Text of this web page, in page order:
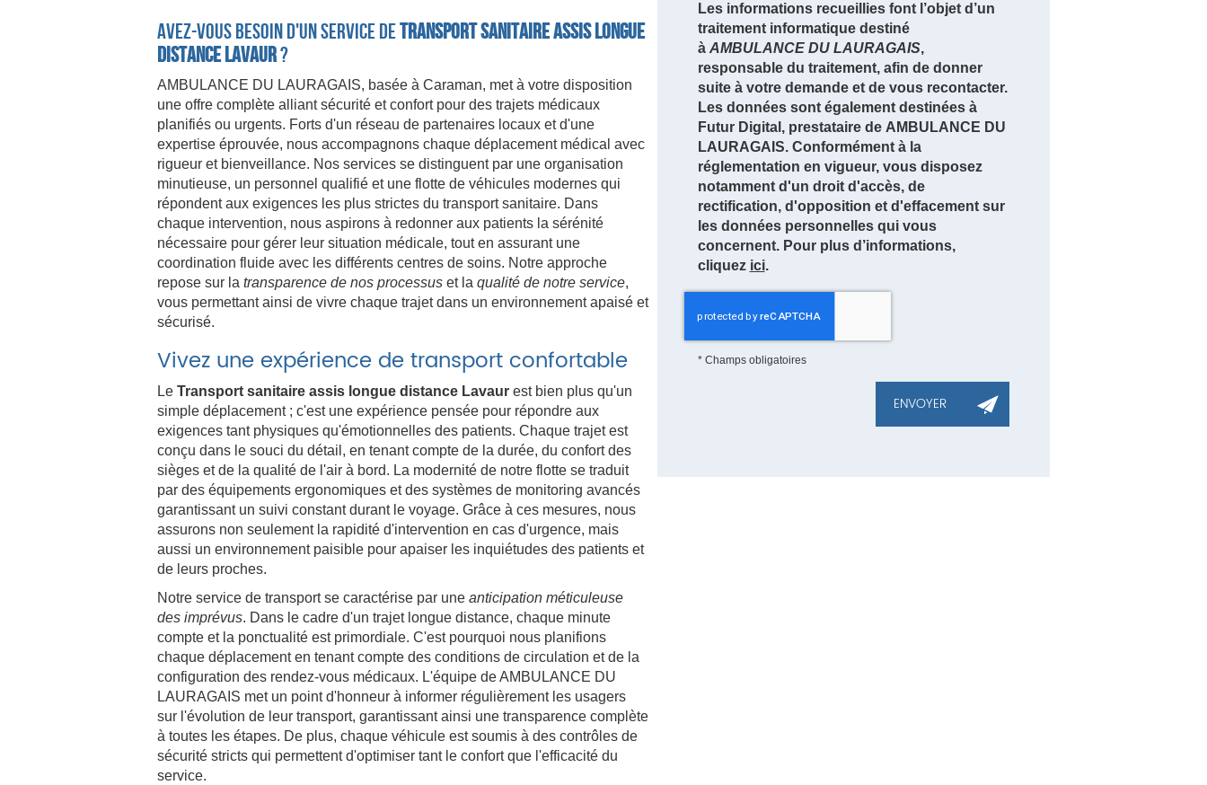
Avez-vous besoin d'un service deTransport sanitaire assis longue
distance Lavaur?
AMBULANCE DU LAURAGAIS, basée à Caraman, met à votre disposition
une offre complète alliant sécurité et confort pour des trajets médicaux
planifiés ou urgents. Forts d'un réseau de partenaires locaux et d'une
expertise éprouvée, nous accompagnons chaque déplacement médical avec
rigueur et bienveillance. Nos services se distinguent par une organisation
minutieuse, un personnel qualifié et une flotte de véhicules modernes qui
répondent aux exigences les plus strictes du transport sanitaire. Dans
chaque intervention, nous aspirons à redonner aux patients la sérénité
nécessaire pour gérer leur situation médicale, tout en assurant une
coordination fluide avec les différents centres de soins. Notre approche
repose sur la transparence de nos processuset la qualité de notre service,
vous permettant ainsi de vivre chaque trajet dans un environnement apaisé et
sécurisé.
Vivez une expérience de transport confortable
Le Transport sanitaire assis longue distance Lavaurest bien plus qu'un
simple déplacement ; c'est une expérience pensée pour répondre aux
exigences tant physiques qu'émotionnelles des patients. Chaque trajet est
conçu dans le souci du détail, en tenant compte de la durée, du confort des
sièges et de la qualité de l'air à bord. La modernité de notre flotte se traduit
par des équipements ergonomiques et des systèmes de monitoring avancés
garantissant un suivi constant durant le voyage. Grâce à ces mesures, nous
assurons non seulement la rapidité d'intervention en cas d'urgence, mais
aussi un environnement paisible pour apaiser les inquiétudes des patients et
de leurs proches.
Notre service de transport se caractérise par une anticipation méticuleuse
des imprévus. Dans le cadre d'un trajet longue distance, chaque minute
compte et la ponctualité est primordiale. C'est pourquoi nous planifions
chaque déplacement en tenant compte des conditions de circulation et de la
configuration des rendez-vous médicaux. L'équipe de AMBULANCE DU
LAURAGAIS met un point d'honneur à informer régulièrement les usagers
sur l'évolution de leur transport, garantissant ainsi une transparence complète
à toutes les étapes. De plus, chaque véhicule est soumis à des contrôles de
sécurité stricts qui permettent d'optimiser tant le confort que l'efficacité du
service.
Les informations recueillies font l’objet d’un
traitement informatique destiné
àAMBULANCE DU LAURAGAIS,
responsable du traitement, afin de donner
suite à votre demande et de vous recontacter.
Les données sont également destinées à
Futur Digital, prestataire de AMBULANCE DU
LAURAGAIS. Conformément à la
réglementation en vigueur, vous disposez
notamment d'un droit d'accès, de
rectification, d'opposition et d'effacement sur
les données personnelles qui vous
concernent. Pour plus d’informations,
cliquez ici.
* Champs obligatoires